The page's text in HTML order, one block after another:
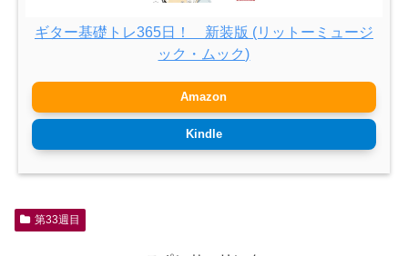
ギター基礎トレ365日！ 新装版 (リットーミュージ
ック・ムック)
Amazon
Kindle
第33週目